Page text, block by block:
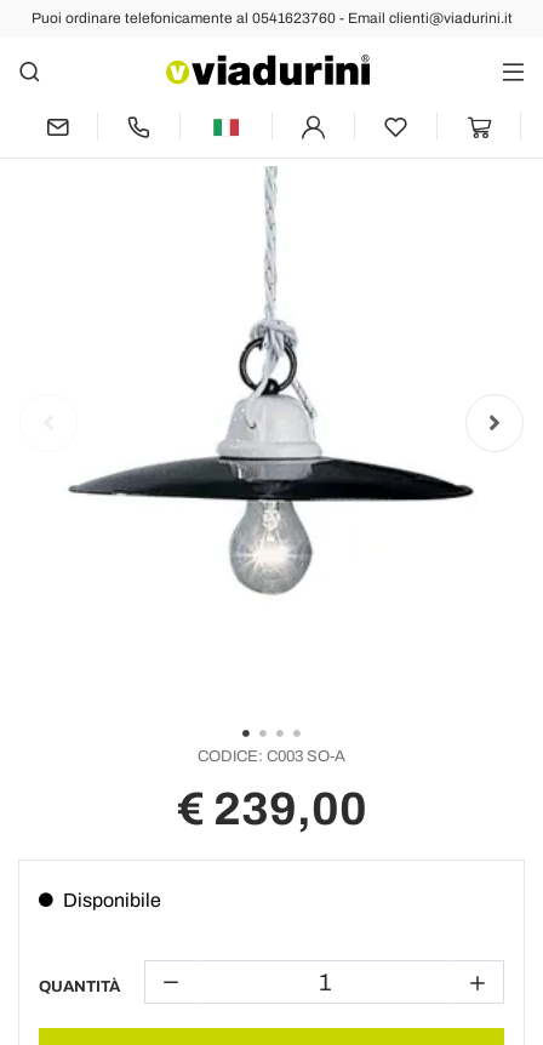
Puoi ordinare telefonicamente al 0541623760 - Email clienti@viadurini.it
Indietro Prec Succ
Lampada a sospensione design rustico
Ferroluce Potenza
CODICE: C003 SO-A
€ 239,00
Disponibile
QUANTITÀ